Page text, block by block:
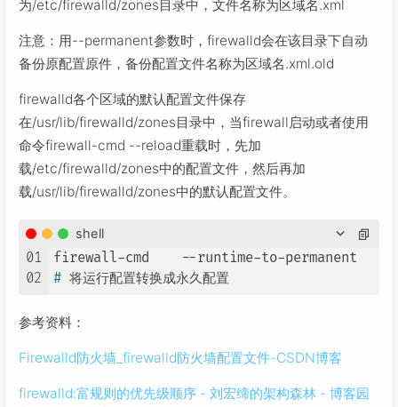
为/etc/firewalld/zones目录中，文件名称为区域名.xml
注意：用--permanent参数时，firewalld会在该目录下自动
备份原配置原件，备份配置文件名称为区域名.xml.old
firewalld各个区域的默认配置文件保存
在/usr/lib/firewalld/zones目录中，当firewall启动或者使用
命令firewall-cmd --reload重载时，先加
载/etc/firewalld/zones中的配置文件，然后再加
载/usr/lib/firewalld/zones中的默认配置文件。
shell
01
02
# 将运行配置转换成永久配置
参考资料：
Firewalld防火墙_firewalld防火墙配置文件-CSDN博客
firewalld:富规则的优先级顺序 - 刘宏缔的架构森林 - 博客园